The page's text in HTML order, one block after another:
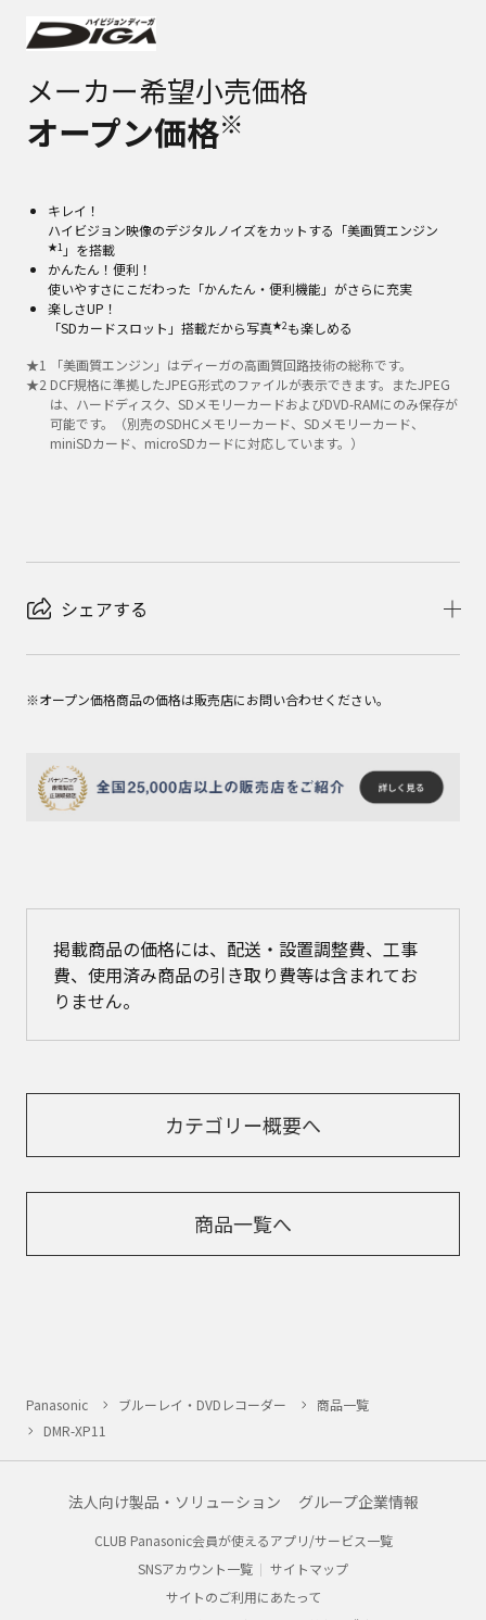
メーカー希望小売価格
オープン価格※
キレイ！
ハイビジョン映像のデジタルノイズをカットする「美画質エンジン
★1 」を搭載
かんたん！便利！
使いやすさにこだわった「かんたん・便利機能」がさらに充実
楽しさUP！
「SDカードスロット」搭載だから写真★2も楽しめる
★1
「美画質エンジン」はディーガの高画質回路技術の総称です。
★2 DCF規格に準拠したJPEG形式のファイルが表示できます。またJPEG
は、ハードディスク、SDメモリーカードおよびDVD-RAMにのみ保存が
可能です。（別売のSDHCメモリーカード、SDメモリーカード、
miniSDカード、microSDカードに対応しています。）
シェアする
※オープン価格商品の価格は販売店にお問い合わせください。
掲載商品の価格には、配送・設置調整費、工事
費、使用済み商品の引き取り費等は含まれてお
りません。
カテゴリー概要へ
商品一覧へ
Panasonic ブルーレイ・DVDレコーダー
商品一覧
DMR-XP11
法人向け製品・ソリューション グループ企業情報
CLUB Panasonic会員が使えるアプリ/サービス一覧
SNSアカウント一覧
サイトマップ
サイトのご利用にあたって